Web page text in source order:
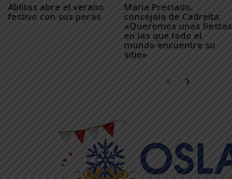
Ablitas abre el verano
festivo con sus peras
María Preciado,
concejala de Cadreita:
«Queremos unas fiestas
en las que todo el
mundo encuentre su
sitio»